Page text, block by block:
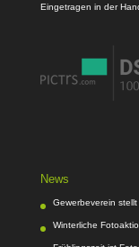
Eingetragen in der
News
Gewerbeverein
Winterliche